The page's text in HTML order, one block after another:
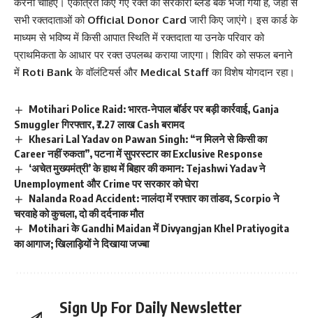
सभी रक्तदाताओं को Official Donor Card जारी किए जाएंगे। इस कार्ड के
माध्यम से भविष्य में किसी आपात स्थिति में रक्तदाता या उनके परिवार को
प्राथमिकता के आधार पर रक्त उपलब्ध कराया जाएगा। शिविर को सफल बनाने
में Roti Bankके वॉलंटियर्स और Medical Staffका विशेष योगदान रहा।
Motihari Police Raid: भारत-नेपाल बॉर्डर पर बड़ी कार्रवाई, Ganja
Smuggler गिरफ्तार, ₹7.27 लाख Cash बरामद
Khesari Lal Yadav on Pawan Singh: “न मिलने से किसी का
Career नहीं रुकता”, पटना में सुपरस्टार का Exclusive Response
‘अचेत मुख्यमंत्री’ के हाथ में बिहार की कमान: Tejashwi Yadav ने
Unemployment और Crime पर सरकार को घेरा
Nalanda Road Accident: नालंदा में रफ्तार का तांडव, Scorpio ने
चरवाहे को कुचला, दो की दर्दनाक मौत
Motihari के Gandhi Maidan में Divyangjan Khel Pratiyogita
का आगाज; खिलाड़ियों ने दिखाया जज्बा
Sign Up For Daily Newsletter